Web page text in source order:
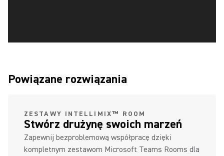
Powiązane rozwiązania
ZESTAWY INTELLIMIX™ ROOM
Stwórz drużynę swoich marzeń
Zapewnij bezproblemową współpracę dzięki
kompletnym zestawom Microsoft Teams Rooms dla